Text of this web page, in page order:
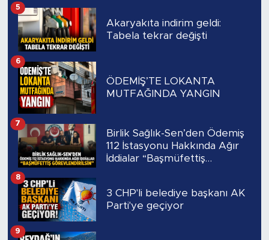
Akaryakıta indirim geldi:
Tabela tekrar değişti
5
ÖDEMİŞ’TE LOKANTA
MUTFAĞINDA YANGIN
6
Birlik Sağlık-Sen’den Ödemiş
112 İstasyonu Hakkında Ağır
İddialar “Başmüfettiş
7
3 CHP'li belediye başkanı AK
Parti'ye geçiyor
8
9